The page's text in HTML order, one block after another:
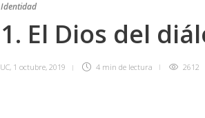
Identidad
1. El Dios del
UC, 1 octubre, 2019 4 min de lectura 2612